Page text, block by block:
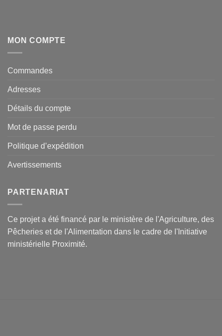
MON COMPTE
Commandes
Adresses
Détails du compte
Mot de passe perdu
Politique d’expédition
Avertissements
PARTENARIAT
Ce projet a été financé par le ministère de l'Agriculture, des
Pêcheries et de l'Alimentation dans le cadre de l'Initiative
ministérielle Proximité.